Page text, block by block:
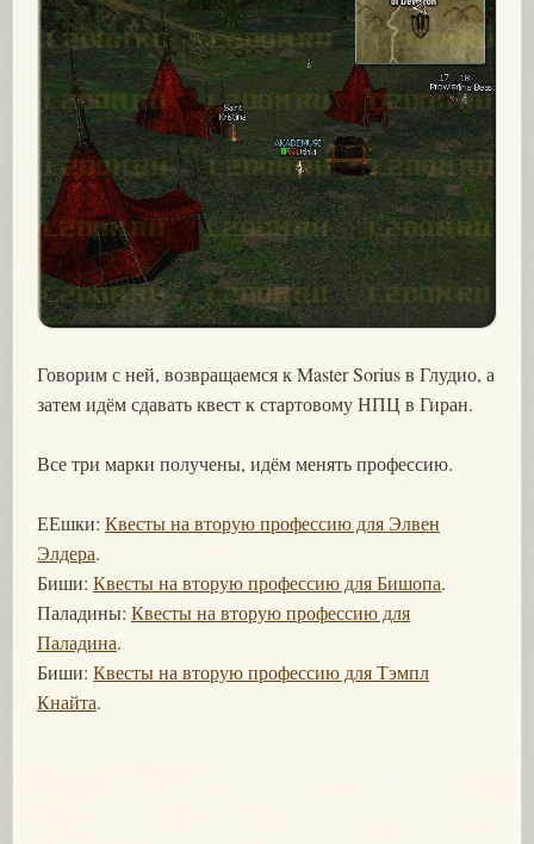
Говорим с ней, возвращаемся к Master Sorius в Глудио, а
затем идём сдавать квест к стартовому НПЦ в Гиран.
Все три марки получены, идём менять профессию.
ЕЕшки: Квесты на вторую профессию для Элвен
Элдера.
Биши: Квесты на вторую профессию для Бишопа.
Паладины: Квесты на вторую профессию для
Паладина.
Биши: Квесты на вторую профессию для Тэмпл
Кнайта.